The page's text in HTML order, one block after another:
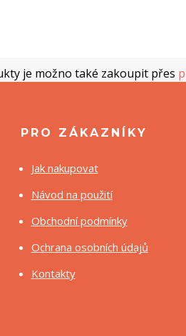
je možno také zakoupit přes
PRO ZÁKAZNÍKY
Jak nakupovat
Návod na použití
Obchodní podmínky
Ochrana osobních údajů
Kontakty